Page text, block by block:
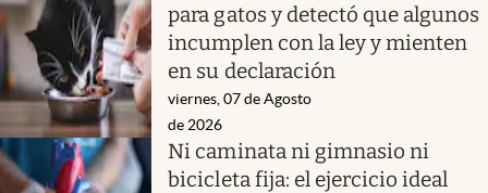
para gatos y detectó que algunos
incumplen con la ley y mienten
en su declaración
viernes, 07 de Agosto
de 2026
Ni caminata ni gimnasio ni
bicicleta fija: el ejercicio ideal